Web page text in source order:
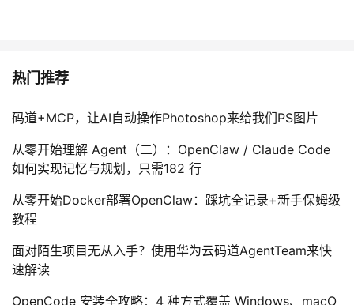
热门推荐
码道+MCP，让AI自动操作Photoshop来给我们PS图片
从零开始理解 Agent（二）：OpenClaw / Claude Code
如何实现记忆与规划，只需182 行
从零开始Docker部署OpenClaw：踩坑全记录+新手保姆级
教程
面对陌生项目无从入手？使用华为云码道AgentTeam来快
速解读
OpenCode 安装全攻略：4 种方式覆盖 Windows、macO